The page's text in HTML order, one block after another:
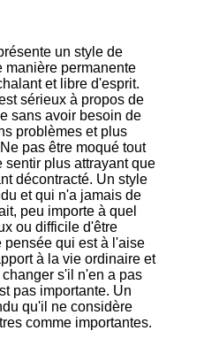
un style de
manière permanente
et libre d'esprit.
sérieux à propos de
sans avoir besoin de
problèmes et plus
pas être moqué tout
sentir plus attrayant que
décontracté. Un style
et qui n'a jamais de
peu importe à quel
ou difficile d'être
pensée qui est à l'aise
à la vie ordinaire et
s'il n'en a pas
pas importante. Un
qu'il ne considère
comme importantes.